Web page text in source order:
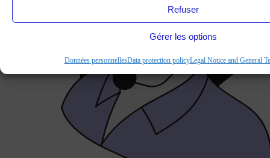
Refuser
Gérer les options
Données personnellesData protection policyLegal Notice and General